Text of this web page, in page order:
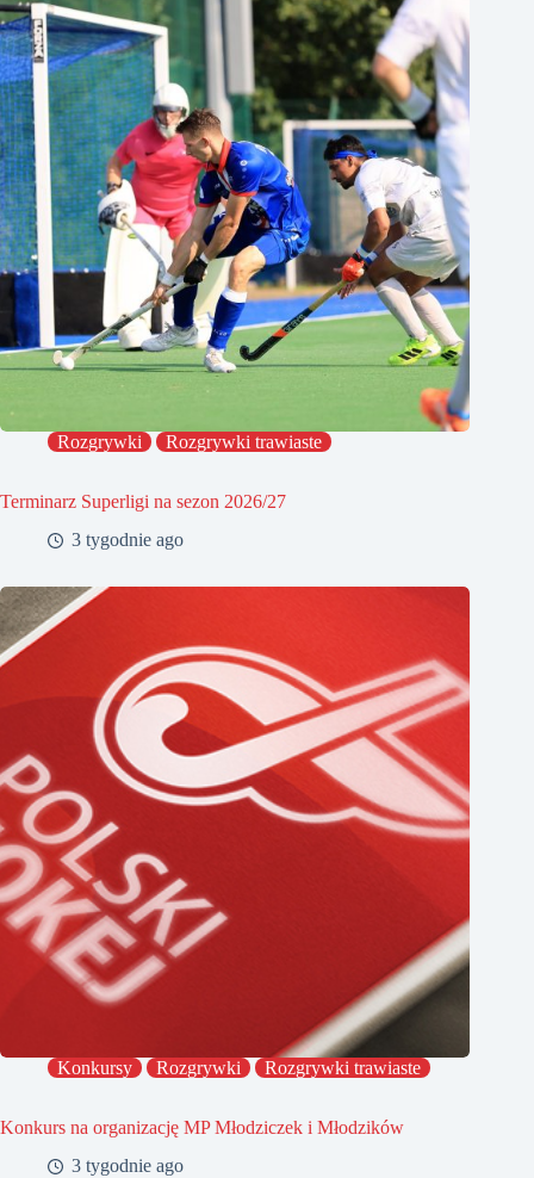
Rozgrywki Rozgrywki trawiaste
Terminarz Superligi na sezon 2026/27
3 tygodnie ago
Konkursy Rozgrywki Rozgrywki trawiaste
Konkurs na organizację MP Młodziczek i Młodzików
3 tygodnie ago